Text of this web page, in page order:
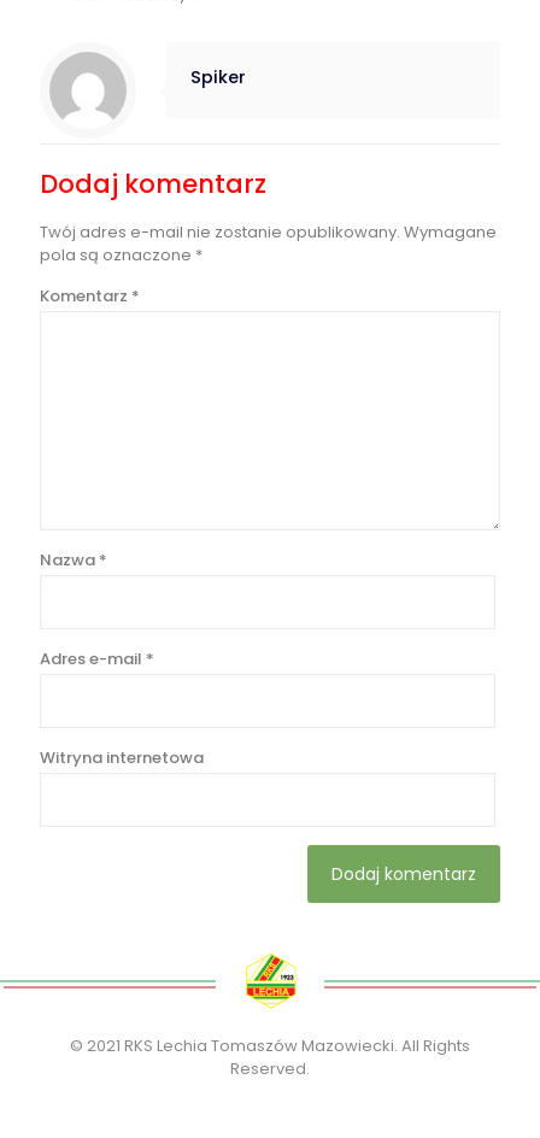
Spiker
Dodaj komentarz
Twój adres e-mail nie zostanie opublikowany. Wymagane
pola są oznaczone *
Komentarz *
Nazwa *
Adres e-mail *
Witryna internetowa
© 2021 RKS Lechia Tomaszów Mazowiecki. All Rights
Reserved.